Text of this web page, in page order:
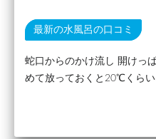
最新の水風呂の口コミ
蛇口からのかけ流し 開けっ
めて放っておくと20℃くらい